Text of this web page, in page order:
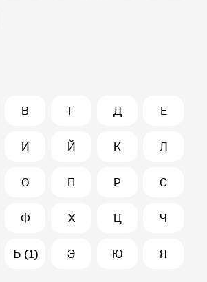
В Г Д Е
И Й К Л
О П Р С
Ф Х Ц Ч
Ъ (1) Э Ю Я